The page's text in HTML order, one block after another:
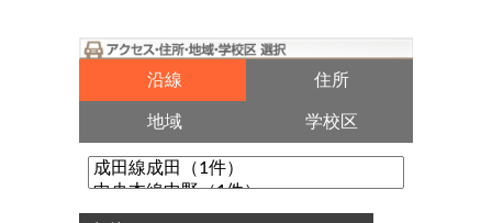
沿線 住所
地域 学校区